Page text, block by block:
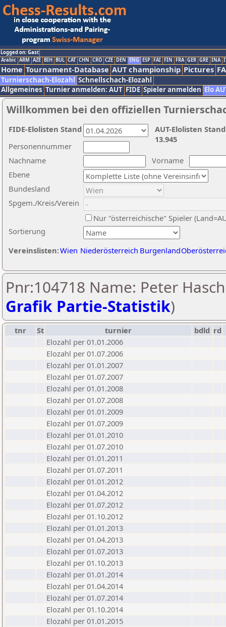
Logged on: Gast
Arabic ARM AZE BIH BUL CAT CHN CRO CZE DEN ENG ESP FAI FIN FRA GER GRE INA
Home Tournament-Database AUT championship Pictures
Turnierschach-Elozahl Schnellschach-Elozahl
Allgemeines Turnier anmelden: AUT FIDE Spieler anmelden Elo
Willkommen bei den offiziellen
Nachname
Vorname
Ebene
Sortierung
Personennummer
Bundesland
Spgem./Kreis/Verein
Nur "österreichische" Spieler
Vereinslisten:Wien Niederösterreich Burgenland
AUT-Elolisten
13.945
FIDE-Elolisten Stand
Pnr:104718 Name: Peter
Grafik Partie-Statistik)
tnr St turnier bdld rd
Elozahl per 01.01.2006
Elozahl per 01.07.2006
Elozahl per 01.01.2007
Elozahl per 01.07.2007
Elozahl per 01.01.2008
Elozahl per 01.07.2008
Elozahl per 01.01.2009
Elozahl per 01.07.2009
Elozahl per 01.01.2010
Elozahl per 01.07.2010
Elozahl per 01.01.2011
Elozahl per 01.07.2011
Elozahl per 01.01.2012
Elozahl per 01.04.2012
Elozahl per 01.07.2012
Elozahl per 01.10.2012
Elozahl per 01.01.2013
Elozahl per 01.04.2013
Elozahl per 01.07.2013
Elozahl per 01.10.2013
Elozahl per 01.01.2014
Elozahl per 01.04.2014
Elozahl per 01.07.2014
Elozahl per 01.10.2014
Elozahl per 01.01.2015